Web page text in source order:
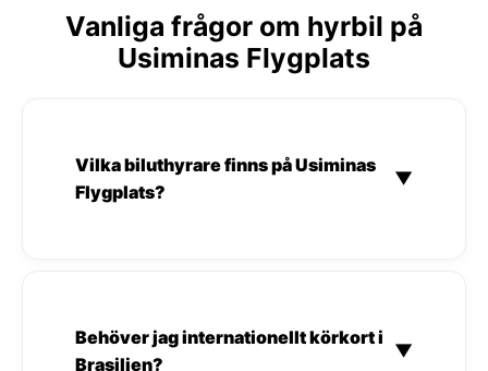
Vanliga frågor om hyrbil på
Usiminas Flygplats
Vilka biluthyrare finns på Usiminas
Flygplats?
▼
Behöver jag internationellt körkort i
Brasilien?
▼